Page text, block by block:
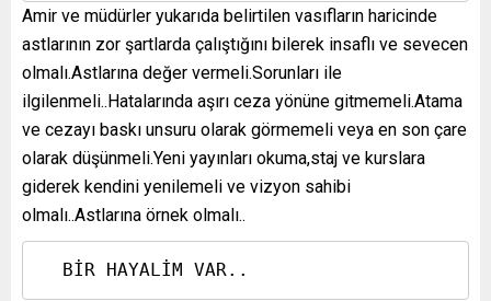
Amir ve müdürler yukarıda belirtilen vasıfların haricinde
astlarının zor şartlarda çalıştığını bilerek insaflı ve sevecen
olmalı.Astlarına değer vermeli.Sorunları ile
ilgilenmeli..Hatalarında aşırı ceza yönüne gitmemeli.Atama
ve cezayı baskı unsuru olarak görmemeli veya en son çare
olarak düşünmeli.Yeni yayınları okuma,staj ve kurslara
giderek kendini yenilemeli ve vizyon sahibi
olmalı..Astlarına örnek olmalı..
  BİR HAYALİM VAR..